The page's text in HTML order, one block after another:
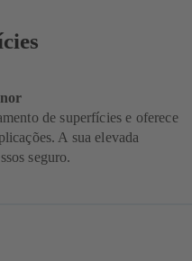
de superfícies e oferece
A sua elevada
seguro.